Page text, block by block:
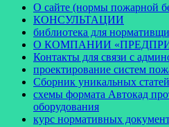
О сайте (нормы пожарной
КОНСУЛЬТАЦИИ
библиотека для
О КОМПАНИИ
Контакты для связи с
проектирование систем
Сборник уникальных
схемы формата Автокад
оборудования
курс нормативных